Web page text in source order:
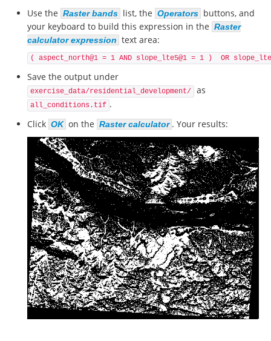
Use the Raster bands list, the Operators buttons, and
your keyboard to build this expression in the Raster
calculator expression text area:
( aspect_north@1 = 1 AND slope_lte5@1 = 1 ) OR
Save the output under
exercise_data/residential_development/ as
all_conditions.tif .
Click OK on the Raster calculator . Your results: